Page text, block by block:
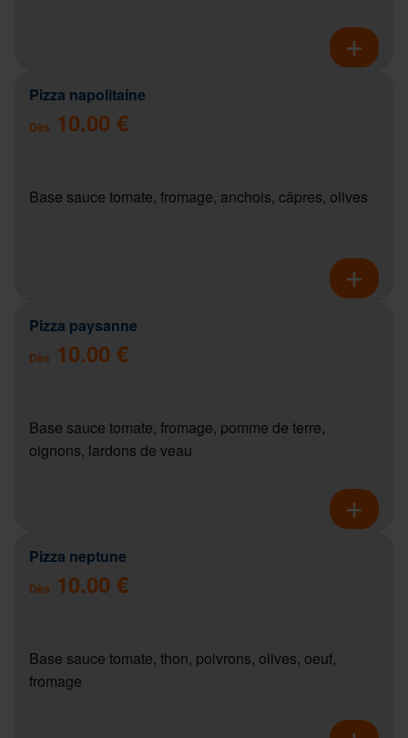
Pizza napolitaine
Dès 10.00 €
Base sauce tomate, fromage, anchois, câpres, olives
Pizza paysanne
Dès 10.00 €
Base sauce tomate, fromage, pomme de terre,
oignons, lardons de veau
Pizza neptune
Dès 10.00 €
Base sauce tomate, thon, poivrons, olives, oeuf,
fromage